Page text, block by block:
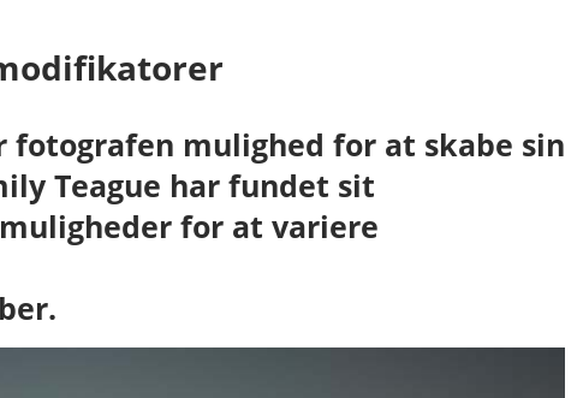
mulighed for at skabe sin
Teague har fundet sit
for at variere